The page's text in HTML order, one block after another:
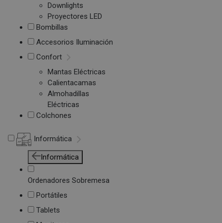
Downlights
Proyectores LED
Bombillas
Accesorios Iluminación
Confort
Mantas Eléctricas
Calientacamas
Almohadillas
Eléctricas
Colchones
Informática
Informática
Ordenadores Sobremesa
Portátiles
Tablets